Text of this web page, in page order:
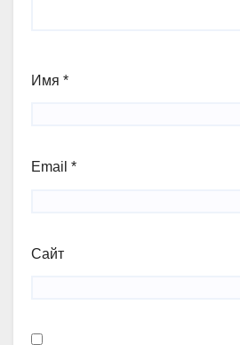
Имя *
Email *
Сайт